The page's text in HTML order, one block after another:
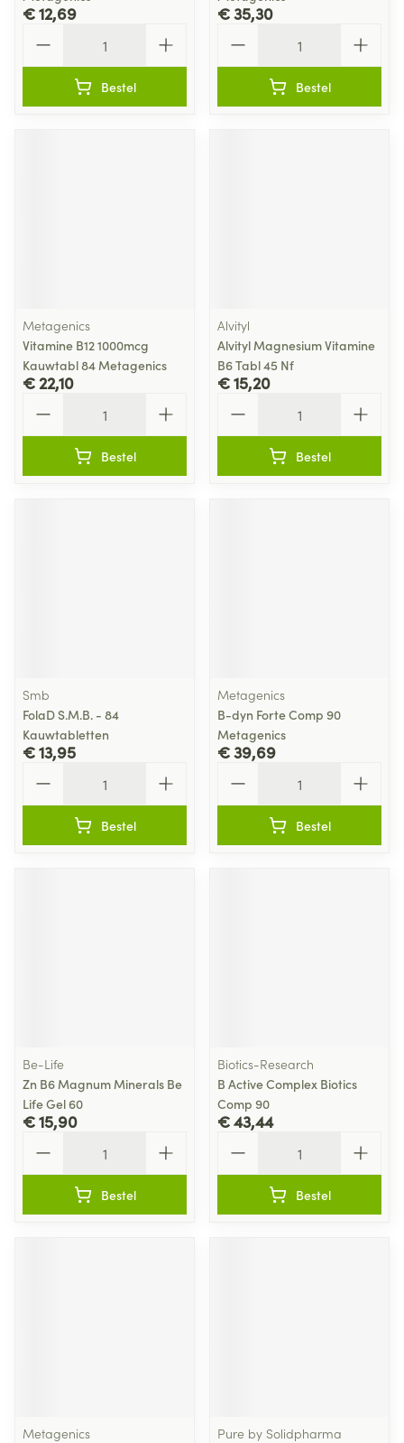
€ 12,69
Bestel
€ 35,30
Bestel
Metagenics
Vitamine B12 1000mcg
Kauwtabl 84 Metagenics
€ 22,10
Bestel
Alvityl
Alvityl Magnesium Vitamine
B6 Tabl 45 Nf
€ 15,20
Bestel
Smb
FolaD S.M.B. - 84
Kauwtabletten
€ 13,95
Bestel
Metagenics
B-dyn Forte Comp 90
Metagenics
€ 39,69
Bestel
Be-Life
Zn B6 Magnum Minerals Be
Life Gel 60
€ 15,90
Bestel
Biotics-Research
B Active Complex Biotics
Comp 90
€ 43,44
Bestel
Metagenics
Pure by Solidpharma